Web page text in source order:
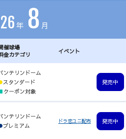
はこちらからご確認くださ
年 8 月
催球場
金カテゴリ
イベント
ンテリンドーム
スタンダード
クーポン対象
発売中
ンテリンドーム
プレミアム
ドラ恋ユニ配布 発売中